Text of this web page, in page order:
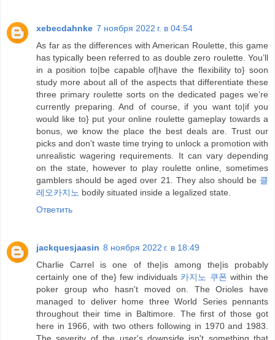
xebecdahnke 7 ноября 2022 г. в 04:54
As far as the differences with American Roulette, this game
has typically been referred to as double zero roulette. You’ll
in a position to|be capable of|have the flexibility to} soon
study more about all of the aspects that differentiate these
three primary roulette sorts on the dedicated pages we’re
currently preparing. And of course, if you want to|if you
would like to} put your online roulette gameplay towards a
bonus, we know the place the best deals are. Trust our
picks and don’t waste time trying to unlock a promotion with
unrealistic wagering requirements. It can vary depending
on the state, however to play roulette online, sometimes
gamblers should be aged over 21. They also should be 클
레오카지노 bodily situated inside a legalized state.
Ответить
jackquesjaasin 8 ноября 2022 г. в 18:49
Charlie Carrel is one of the|is among the|is probably
certainly one of the} few individuals 카지노 쿠폰 within the
poker group who hasn't moved on. The Orioles have
managed to deliver home three World Series pennants
throughout their time in Baltimore. The first of those got
here in 1966, with two others following in 1970 and 1983.